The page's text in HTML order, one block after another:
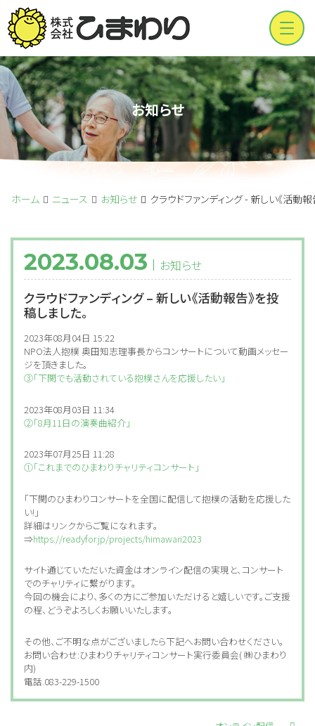
お知らせ
ホーム ニュース お知らせ クラウドファンディング - 新しい《活動
2023.08.03 お知らせ
クラウドファンディング – 新しい《活動報告》を投
稿しました。
2023年08月04日 15:22
NPO法人抱樸 奥田知志理事長からコンサートについて動画メッセー
ジを頂きました。
③「下関でも活動されている抱樸さんを応援したい」
2023年08月03日 11:34
②「8月11日の演奏曲紹介」
2023年07月25日 11:28
①「これまでのひまわりチャリティコンサート」
「下関のひまわりコンサートを全国に配信して抱樸の活動を応援した
い!」
詳細はリンクからご覧になれます。
⇒https://readyfor.jp/projects/himawari2023
サイト通じていただいた資金はオンライン配信の実現と、コンサート
でのチャリティに繋がります。
今回の機会により、多くの方にご参加いただけると嬉しいです。ご支援
の程、どうぞよろしくお願いいたします。
その他、ご不明な点がございましたら下記へお問い合わせください。
お問い合わせ:ひまわりチャリティコンサート実行委員会( ㈱ひまわり
内)
電話.083-229-1500